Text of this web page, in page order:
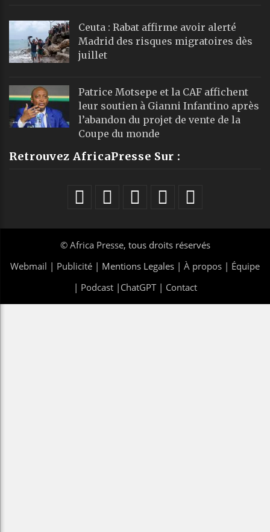
Ceuta : Rabat affirme avoir alerté
Madrid des risques migratoires dès
juillet
Patrice Motsepe et la CAF affichent
leur soutien à Gianni Infantino après
l’abandon du projet de vente de la
Coupe du monde
Retrouvez AfricaPresse Sur :
© Africa Presse, tous droits réservés
Webmail | Publicité | Mentions Legales | À propos | Équipe
| Podcast| ChatGPT| Contact